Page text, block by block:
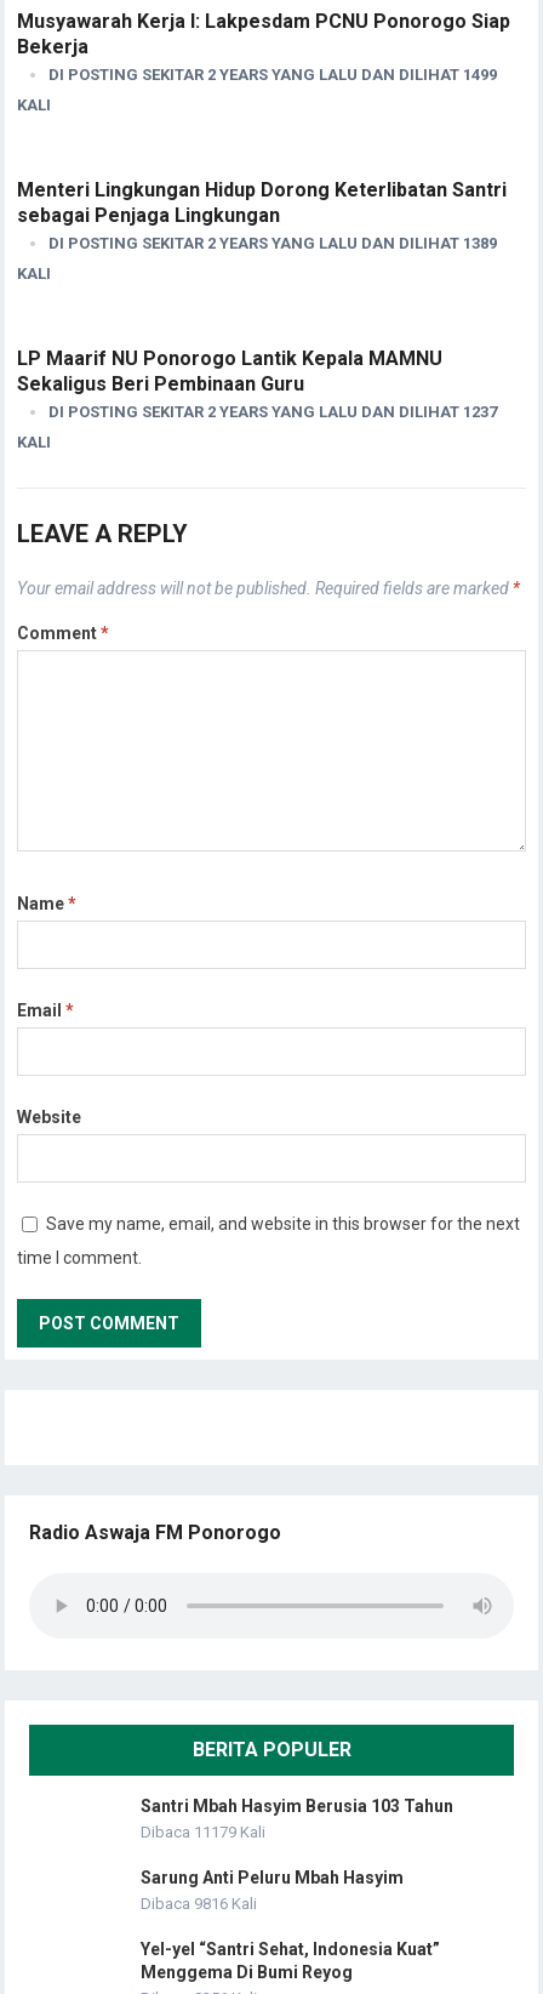
Musyawarah Kerja I: Lakpesdam PCNU Ponorogo Siap
Bekerja
DI POSTING SEKITAR 2 YEARS YANG LALU DAN DILIHAT 1499
KALI
Menteri Lingkungan Hidup Dorong Keterlibatan Santri
sebagai Penjaga Lingkungan
DI POSTING SEKITAR 2 YEARS YANG LALU DAN DILIHAT 1389
KALI
LP Maarif NU Ponorogo Lantik Kepala MAMNU
Sekaligus Beri Pembinaan Guru
DI POSTING SEKITAR 2 YEARS YANG LALU DAN DILIHAT 1237
KALI
LEAVE A REPLY
Your email address will not be published. Required fields are marked *
Comment*
Name*
Email*
Website
Save my name, email, and website in this browser for the next
time I comment.
Radio Aswaja FM Ponorogo
BERITA POPULER
Santri Mbah Hasyim Berusia 103 Tahun
Dibaca 11179 Kali
Sarung Anti Peluru Mbah Hasyim
Dibaca 9816 Kali
Yel-yel “Santri Sehat, Indonesia Kuat”
Menggema Di Bumi Reyog